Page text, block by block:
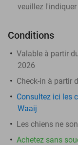
veuillez
Conditions
Valable à partir
2026
Check-in à partir
Consultez ici les
Waaij
Les chiens ne
Achetez sans